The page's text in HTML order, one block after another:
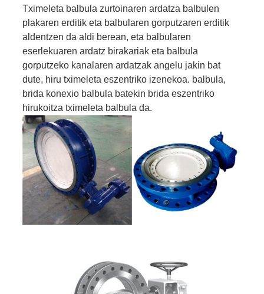
Tximeleta balbula zurtoinaren ardatza balbulen
plakaren erditik eta balbularen gorputzaren erditik
aldentzen da aldi berean, eta balbularen
eserlekuaren ardatz birakariak eta balbula
gorputzeko kanalaren ardatzak angelu jakin bat
dute, hiru tximeleta eszentriko izenekoa. balbula,
brida konexio balbula batekin brida eszentriko
hirukoitza tximeleta balbula da.